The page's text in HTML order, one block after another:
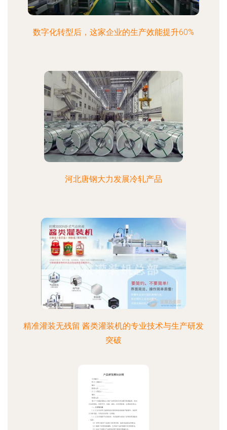
数字化转型后，这家企业的生产效能提升60%
河北唐钢大力发展冷轧产品
精准灌装无残留 酱类灌装机的专业技术与生产研发
突破